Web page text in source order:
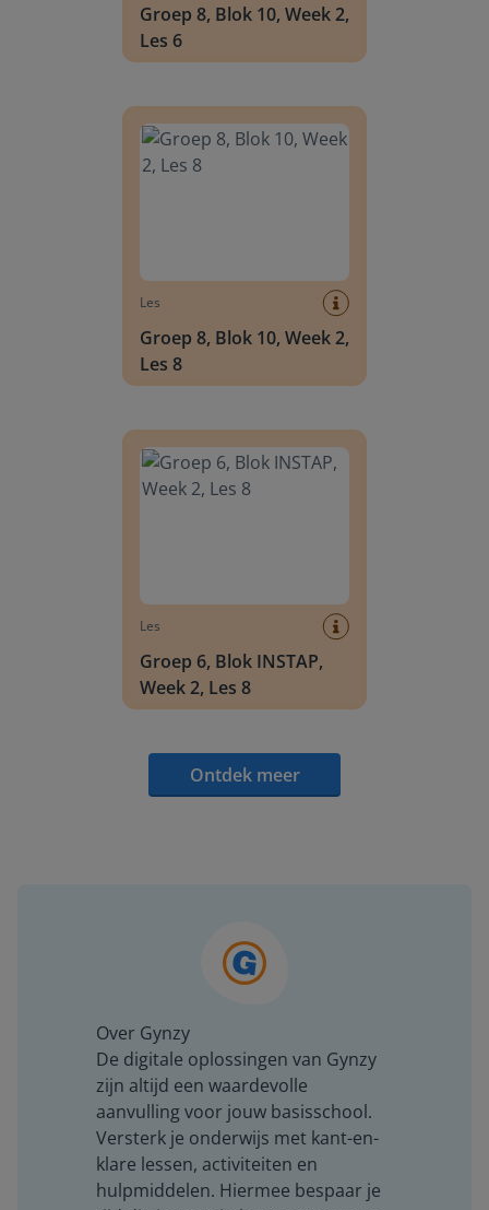
Groep 8, Blok 10, Week 2,
Les 6
Les
Groep 8, Blok 10, Week 2,
Les 8
Les
Groep 6, Blok INSTAP,
Week 2, Les 8
Ontdek meer
Over Gynzy
De digitale oplossingen van Gynzy
zijn altijd een waardevolle
aanvulling voor jouw basisschool.
Versterk je onderwijs met kant-en-
klare lessen, activiteiten en
hulpmiddelen. Hiermee bespaar je